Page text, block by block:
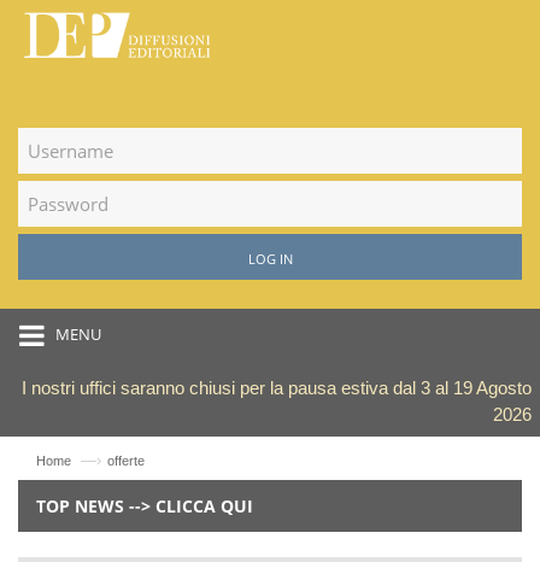
LOG IN
MENU
I nostri uffici saranno chiusi per la pausa estiva dal 3 al 19 Agosto
2026
Home —› offerte
TOP NEWS --> CLICCA QUI